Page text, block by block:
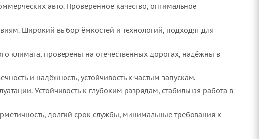
авто. Проверенное качество, оптимальное
Широкий выбор ёмкостей и технологий, подходят для
климата, проверены на отечественных дорогах, надёжны в
и надёжность, устойчивость к частым запускам.
Устойчивость к глубоким разрядам, стабильная работа в
долгий срок службы, минимальные требования к